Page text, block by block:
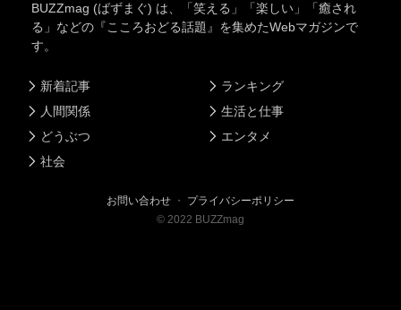
BUZZmag (ばずまぐ) は、「笑える」「楽しい」「癒され
る」などの『こころおどる話題』を集めたWebマガジンで
す。
新着記事
人間関係
どうぶつ
社会
ランキング
生活と仕事
エンタメ
お問い合わせ ・ プライバシーポリシー
© 2022 BUZZmag